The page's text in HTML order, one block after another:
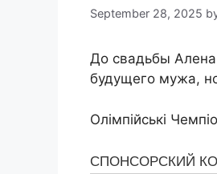
September 28, 2025
​До свадьбы
будущего мужа,
Олімпійські